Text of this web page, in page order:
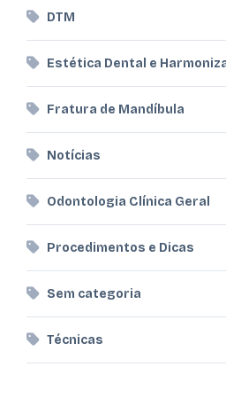
DTM
Estética Dental e
Fratura de Mandíbula
Notícias
Odontologia Clínica Geral
Procedimentos e Dicas
Sem categoria
Técnicas